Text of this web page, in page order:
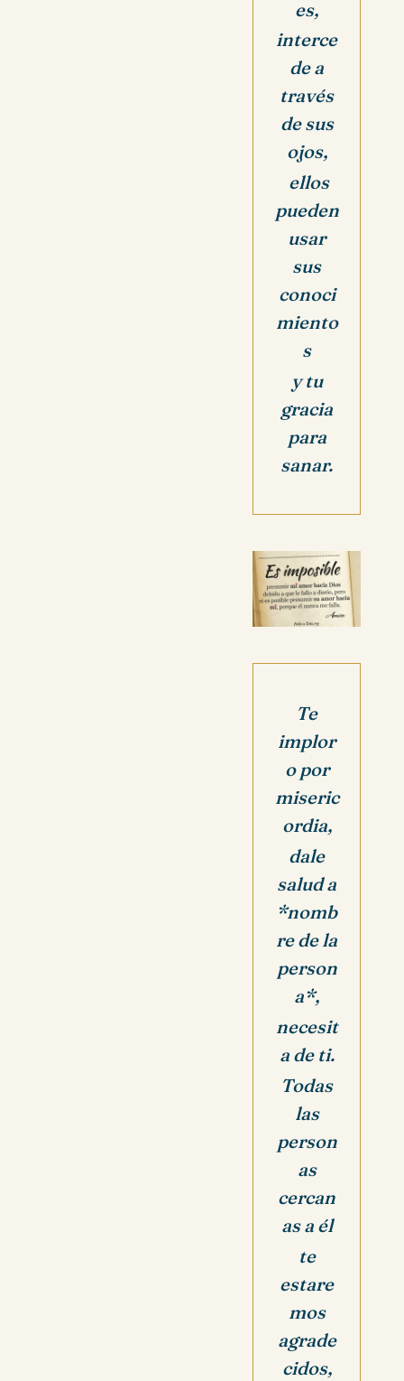
es,
interce
de a
través
de sus
ojos,
ellos
pueden
usar
sus
conoci
miento
s
y tu
gracia
para
sanar.
Te
implor
o por
miseric
ordia,
dale
salud a
*nomb
re de la
person
a*,
necesit
a de ti.
Todas
las
person
as
cercan
as a él
te
estare
mos
agrade
cidos,